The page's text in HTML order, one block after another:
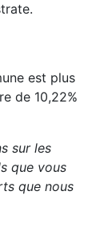
est plus
de 10,22%
sur les
que vous
que nous